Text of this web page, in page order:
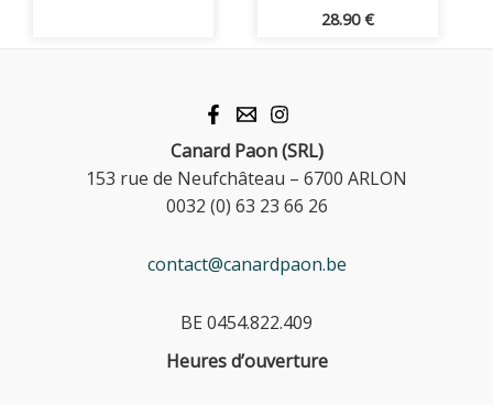
28.90€
Canard Paon (SRL)
153 rue de Neufchâteau – 6700 ARLON
0032 (0) 63 23 66 26
contact@canardpaon.be
BE 0454.822.409
Heures d’ouverture